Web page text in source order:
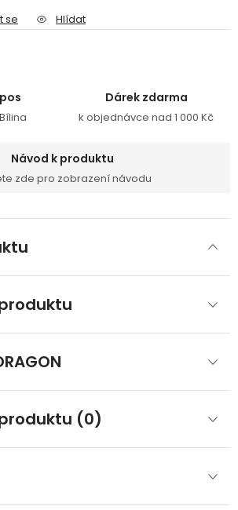
se Hlídat
Dárek zdarma
k objednávce nad 1 000 Kč
Návod k produktu
zde pro zobrazení návodu
(0)